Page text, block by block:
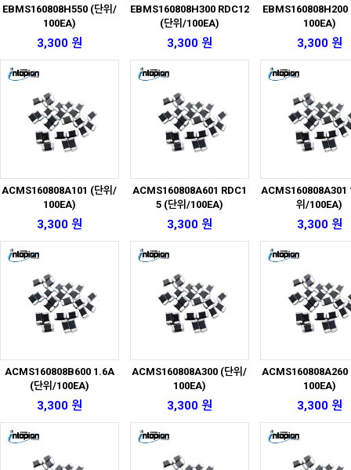
EBMS160808H550 (단위/
100EA)
3,300 원
EBMS160808H300 RDC12
(단위/100EA)
3,300 원
EBMS160808H200
100EA)
3,300 원
ACMS160808A101 (단위/
100EA)
3,300 원
ACMS160808A601 RDC1
5 (단위/100EA)
3,300 원
ACMS160808A301
위/100EA)
3,300 원
ACMS160808B600 1.6A
(단위/100EA)
3,300 원
ACMS160808A300 (단위/
100EA)
3,300 원
ACMS160808A260
100EA)
3,300 원